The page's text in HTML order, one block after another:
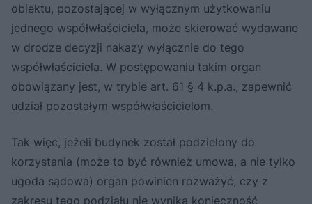
obiektu, pozostającej w wyłącznym użytkowaniu
jednego współwłaściciela, może skierować wydawane
w drodze decyzji nakazy wyłącznie do tego
współwłaściciela. W postępowaniu takim organ
obowiązany jest, w trybie art. 61 § 4 k.p.a., zapewnić
udział pozostałym współwłaścicielom.
Tak więc, jeżeli budynek został podzielony do
korzystania (może to być również umowa, a nie tylko
ugoda sądowa) organ powinien rozważyć, czy z
zakresu tego podziału nie wynika konieczność